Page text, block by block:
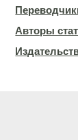
Авторы